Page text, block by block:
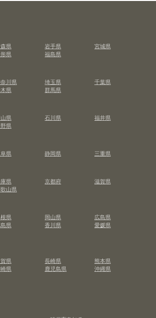
県 岩手県
宮城県
県
福島県
川県 埼玉県
千葉県
県
群馬県
県 石川県
福井県
県
県 静岡県
三重県
県 京都府
滋賀県
山県
県 岡山県
広島県
県 香川県
愛媛県
県 長崎県
熊本県
県 鹿児島県 沖縄県